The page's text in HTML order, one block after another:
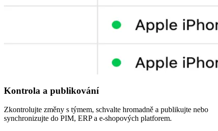
Kontrola a publikování
Zkontrolujte změny s týmem, schvalte hromadně a publikujte nebo
synchronizujte do PIM, ERP a e-shopových platforem.